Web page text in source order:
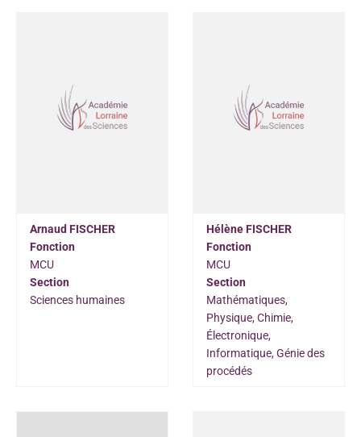
Arnaud FISCHER
Fonction
MCU
Section
Sciences humaines
Hélène FISCHER
Fonction
MCU
Section
Mathématiques,
Physique, Chimie,
Électronique,
Informatique, Génie des
procédés